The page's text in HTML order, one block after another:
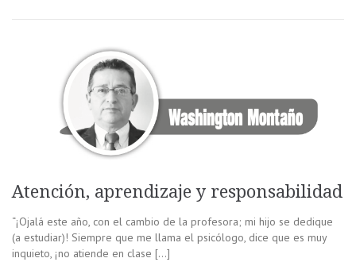
Atención, aprendizaje y responsabilidad
“¡Ojalá este año, con el cambio de la profesora; mi hijo se dedique
(a estudiar)! Siempre que me llama el psicólogo, dice que es muy
inquieto, ¡no atiende en clase […]